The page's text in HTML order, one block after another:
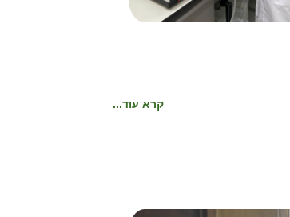
קרא עוד...